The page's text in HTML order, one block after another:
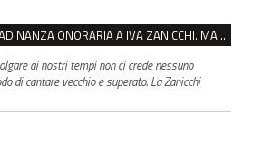
VENTASSO, SÌ ALLA CITTADINANZA ONORARIA A IVA ZANICCHI. MA BARGIACCHI: “È DI PESSIMO GUSTO”
ai nostri tempi non ci crede nessuno
di cantare vecchio e superato. La Zanicchi